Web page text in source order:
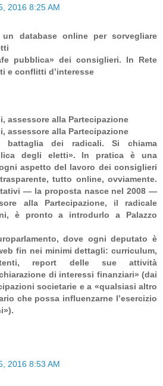
2016 8:25 AM
un database online per sorvegliare
pubblica» dei consiglieri. In Rete
e conflitti d’interesse
assessore alla Partecipazione
assessore alla Partecipazione
battaglia dei radicali. Si chiama
degli eletti». In pratica è una
aspetto del lavoro dei consiglieri
tutto online, ovviamente.
— la proposta nasce nel 2008 —
alla Partecipazione, il radicale
è pronto a introdurlo a Palazzo
dove ogni deputato è
fin nei minimi dettagli: curriculum,
report delle sue attività
di interessi finanziari» (dai
societarie e a «qualsiasi altro
che possa influenzarne l’esercizio
2016 8:53 AM